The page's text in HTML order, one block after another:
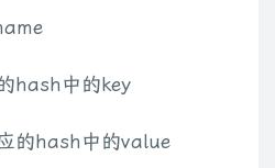
hash中的key
的hash中的value